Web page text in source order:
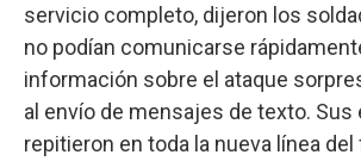
servicio completo, dijeron los
no podían comunicarse
información sobre el ataque
al envío de mensajes de texto.
repitieron en toda la nueva línea del